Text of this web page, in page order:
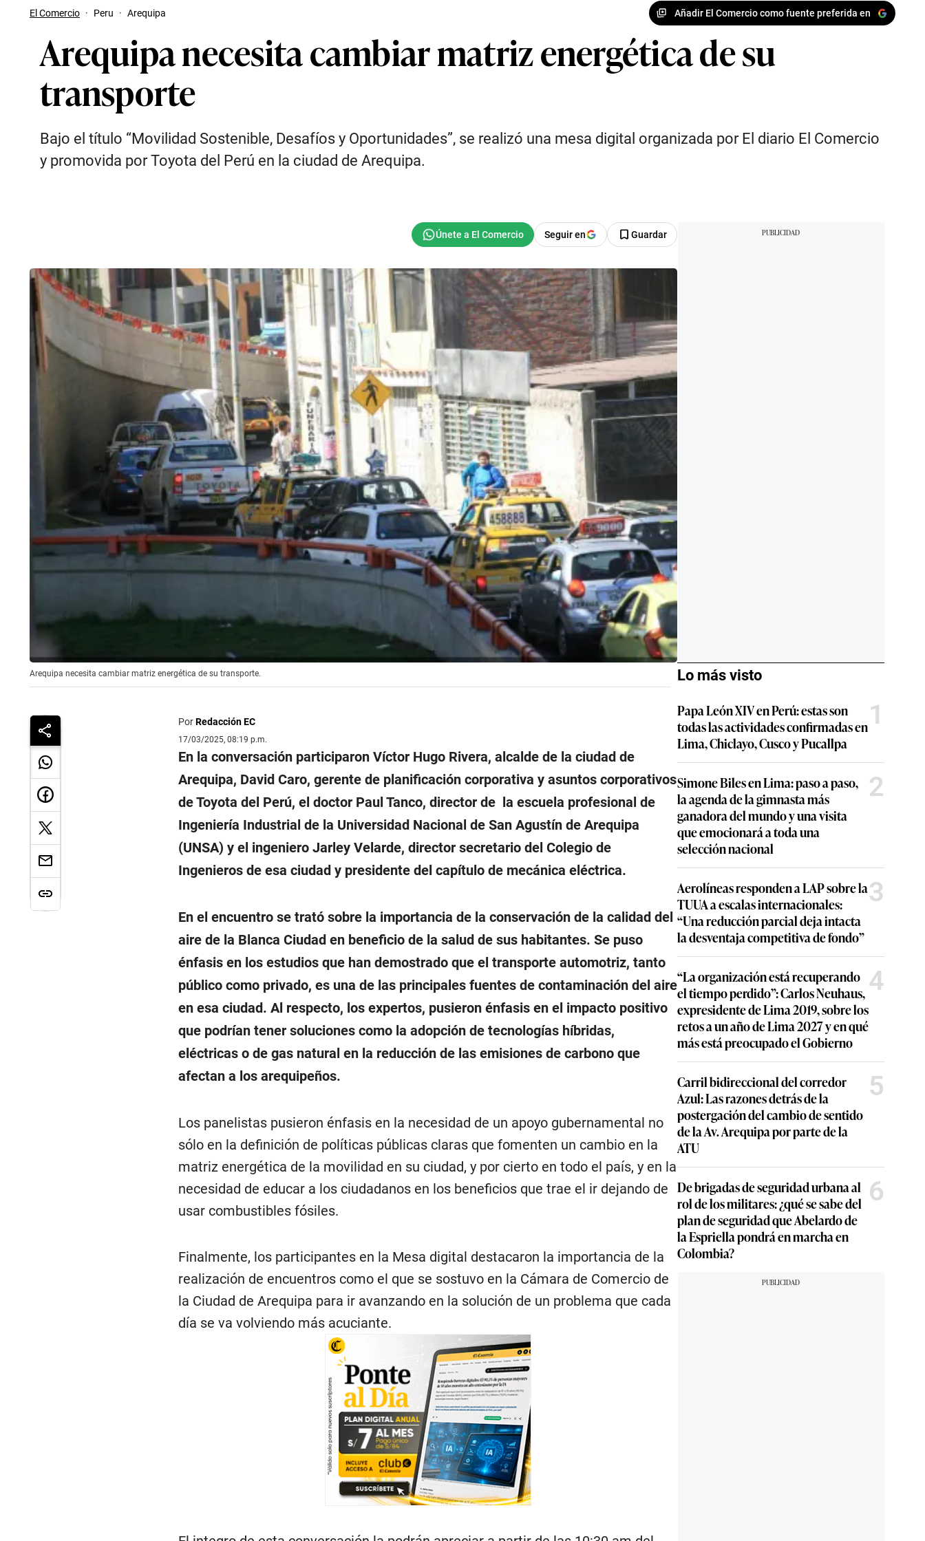
El Comercio · Peru · Arequipa Añadir El Comercio como fuente preferida en
Arequipa necesita cambiar matriz energética de su
transporte
Bajo el título “Movilidad Sostenible, Desafíos y Oportunidades”, se realizó una mesa digital organizada por El diario El Comercio
y promovida por Toyota del Perú en la ciudad de Arequipa.
Seguir en Guardar
Arequipa necesita cambiar matriz energética de su transporte.
PorRedacción EC
17/03/2025, 08:19 p.m.
En la conversación participaron Víctor Hugo Rivera, alcalde de la ciudad de
Arequipa, David Caro, gerente de planificación corporativa y asuntos corporativos
de Toyota del Perú, el doctor Paul Tanco, director de la escuela profesional de
Ingeniería Industrial de la Universidad Nacional de San Agustín de Arequipa
(UNSA) y el ingeniero Jarley Velarde, director secretario del Colegio de
Ingenieros de esa ciudad y presidente del capítulo de mecánica eléctrica.
En el encuentro se trató sobre la importancia de la conservación de la calidad del
aire de la Blanca Ciudad en beneficio de la salud de sus habitantes. Se puso
énfasis en los estudios que han demostrado que el transporte automotriz, tanto
público como privado, es una de las principales fuentes de contaminación del aire
en esa ciudad. Al respecto, los expertos, pusieron énfasis en el impacto positivo
que podrían tener soluciones como la adopción de tecnologías híbridas,
eléctricas o de gas natural en la reducción de las emisiones de carbono que
afectan a los arequipeños.
Los panelistas pusieron énfasis en la necesidad de un apoyo gubernamental no
sólo en la definición de políticas públicas claras que fomenten un cambio en la
matriz energética de la movilidad en su ciudad, y por cierto en todo el país, y en la
necesidad de educar a los ciudadanos en los beneficios que trae el ir dejando de
usar combustibles fósiles.
Finalmente, los participantes en la Mesa digital destacaron la importancia de la
realización de encuentros como el que se sostuvo en la Cámara de Comercio de
la Ciudad de Arequipa para ir avanzando en la solución de un problema que cada
día se va volviendo más acuciante.
Lo más visto
Papa León XIV en Perú: estas son
todas las actividades confirmadas en
Lima, Chiclayo, Cusco y Pucallpa
1
Simone Biles en Lima: paso a paso,
la agenda de la gimnasta más
ganadora del mundo y una visita
que emocionará a toda una
selección nacional
2
Aerolíneas responden a LAP sobre la
TUUA a escalas internacionales:
“Una reducción parcial deja intacta
la desventaja competitiva de fondo”
3
“La organización está recuperando
el tiempo perdido”: Carlos Neuhaus,
expresidente de Lima 2019, sobre los
retos a un año de Lima 2027 y en qué
más está preocupado el Gobierno
4
Carril bidireccional del corredor
Azul: Las razones detrás de la
postergación del cambio de sentido
de la Av. Arequipa por parte de la
ATU
5
De brigadas de seguridad urbana al
rol de los militares: ¿qué se sabe del
plan de seguridad que Abelardo de
la Espriella pondrá en marcha en
Colombia?
6